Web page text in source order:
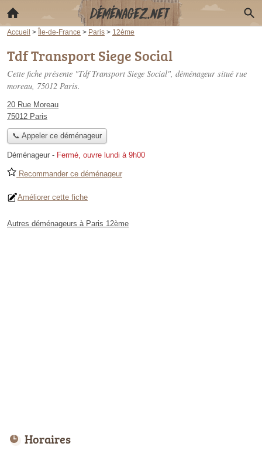
Accueil > Île-de-France > Paris > 12ème
Tdf Transport Siege Social
Cette fiche présente "Tdf Transport Siege Social", déménageur situé rue
moreau, 75012 Paris.
20 Rue Moreau
75012 Paris
📞 Appeler ce déménageur
Déménageur - Fermé, ouvre lundi à 9h00
Recommander ce déménageur
Améliorer cette fiche
Autres déménageurs à Paris 12ème
Horaires